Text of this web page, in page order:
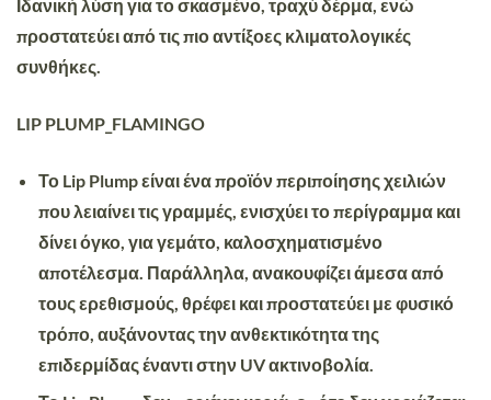
Ιδανική λύση για το σκασμένο, τραχύ δέρμα, ενώ
προστατεύει από τις πιο αντίξοες κλιματολογικές
συνθήκες.
LIP PLUMP_FLAMINGO
Το Lip Plump είναι ένα προϊόν περιποίησης χειλιών
που λειαίνει τις γραμμές, ενισχύει το περίγραμμα και
δίνει όγκο, για γεμάτο, καλοσχηματισμένο
αποτέλεσμα. Παράλληλα, ανακουφίζει άμεσα από
τους ερεθισμούς, θρέφει και προστατεύει με φυσικό
τρόπο, αυξάνοντας την ανθεκτικότητα της
επιδερμίδας έναντι στην UV ακτινοβολία.